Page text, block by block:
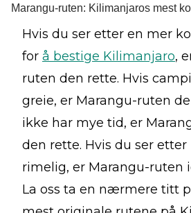
Marangu-ruten: Kilimanjaros mest
Hvis du ser etter en mer
for å bestige Kilimanjaro,
ruten den rette. Hvis
greie, er Marangu-ruten
ikke har mye tid, er
den rette. Hvis du ser
rimelig, er Marangu-ruten
La oss ta en nærmere titt